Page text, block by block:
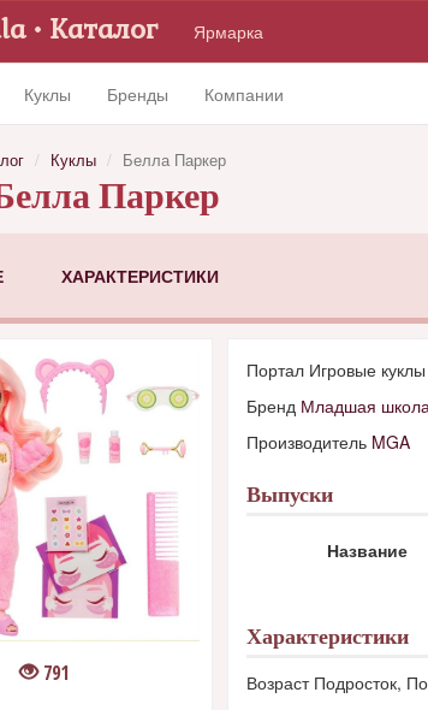
• Каталог Ярмарка
Куклы Бренды Компании
Куклы Белла Паркер
Паркер
ХАРАКТЕРИСТИКИ
791
Портал Игровые куклы
Бренд Младшая
Производитель MGA
Выпуски
Название
Характеристики
Возраст Подросток,